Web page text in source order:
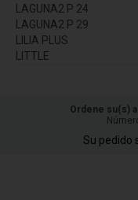
LAGUNA2 P 24
LAGUNA2 P 29
LILIA PLUS
LITTLE
Ordene su(s)
Su pedido